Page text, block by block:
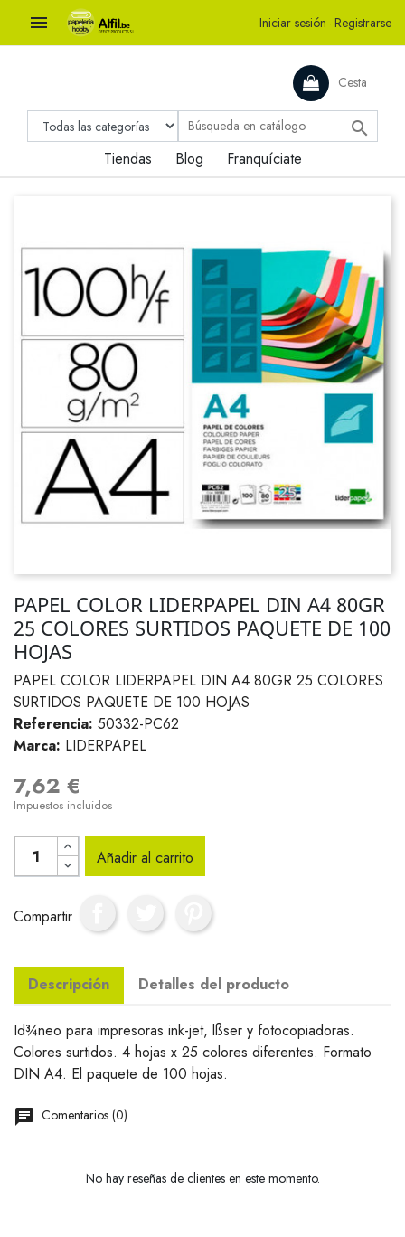
 Iniciar sesión · Registrarse
Cesta

Tiendas Blog Franquíciate
PAPEL COLOR LIDERPAPEL DIN A4 80GR
25 COLORES SURTIDOS PAQUETE DE 100
HOJAS
PAPEL COLOR LIDERPAPEL DIN A4 80GR 25 COLORES
SURTIDOS PAQUETE DE 100 HOJAS
Referencia: 50332-PC62
Marca: LIDERPAPEL
7,62 €
Impuestos incluidos
Añadir al carrito
Compartir
Descripción Detalles del producto
Id¾neo para impresoras ink-jet, lßser y fotocopiadoras.
Colores surtidos. 4 hojas x 25 colores diferentes. Formato
DIN A4. El paquete de 100 hojas.
Comentarios (0)
No hay reseñas de clientes en este momento.